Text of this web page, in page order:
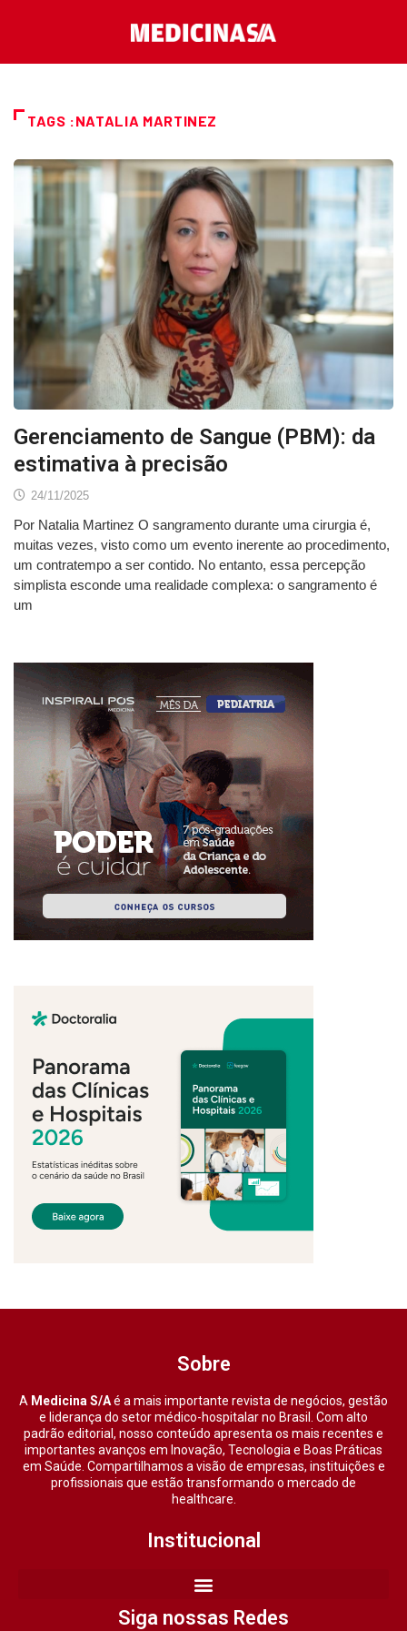
TAGS :NATALIA MARTINEZ
Gerenciamento de Sangue (PBM): da
estimativa à precisão
24/11/2025
Por Natalia Martinez O sangramento durante uma cirurgia é,
muitas vezes, visto como um evento inerente ao procedimento,
um contratempo a ser contido. No entanto, essa percepção
simplista esconde uma realidade complexa: o sangramento é
um
Sobre
A Medicina S/Aé a mais importante revista de negócios, gestão
e liderança do setor médico-hospitalar no Brasil. Com alto
padrão editorial, nosso conteúdo apresenta os mais recentes e
importantes avanços em Inovação, Tecnologia e Boas Práticas
em Saúde. Compartilhamos a visão de empresas, instituições e
profissionais que estão transformando o mercado de
healthcare.
Institucional
Siga nossas Redes